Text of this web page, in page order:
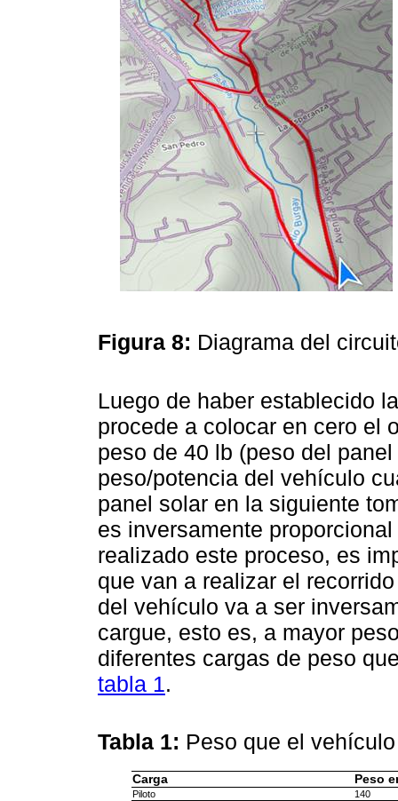
Figura 8: Diagrama del
Luego de haber establecido
procede a colocar en cero el
peso de 40 lb (peso del
peso/potencia del vehículo
panel solar en la siguiente
es inversamente
realizado este proceso, es
que van a realizar el
del vehículo va a ser
cargue, esto es, a mayor
diferentes cargas de peso
tabla 1.
Tabla 1: Peso que el
Carga Peso
Piloto
140